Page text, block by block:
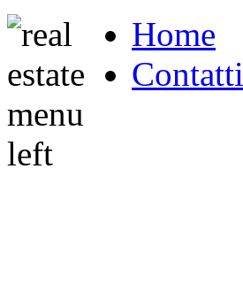
Home
Contatti